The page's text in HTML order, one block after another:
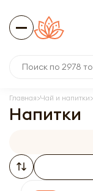
Главная Чай и напитки
Напитки